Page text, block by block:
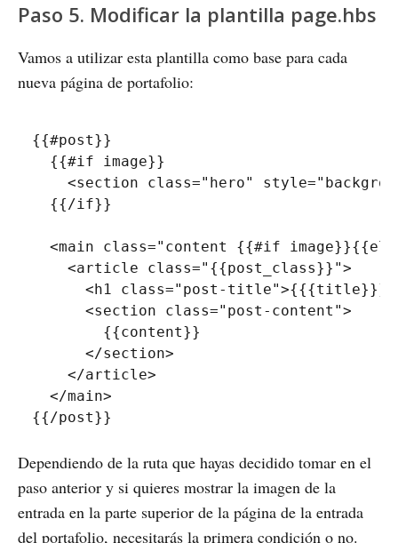
Paso 5. Modificar la plantilla page.hbs
Vamos a utilizar esta plantilla como base para cada
nueva página de portafolio:
{{#post}}
  {{#if image}}
<section class=" hero" style="
  {{/if}}
<main class=" content {{#if
    <article class=
" {{post_class}}">
< h1 class=" post-title">
<section class=" post-content ">
        {{content}}
</section>
</article>
</main>
Dependiendo de la ruta que hayas decidido tomar en el
paso anterior y si quieres mostrar la imagen de la
entrada en la parte superior de la página de la entrada
del portafolio, necesitarás la primera condición o no.